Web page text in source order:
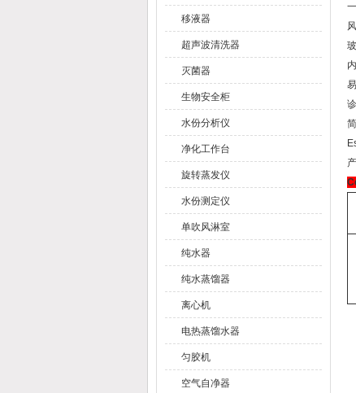
移液器
超声波清洗器
灭菌器
生物安全柜
水份分析仪
净化工作台
旋转蒸发仪
水份测定仪
单吹风淋室
纯水器
纯水蒸馏器
离心机
电热蒸馏水器
匀胶机
空气自净器